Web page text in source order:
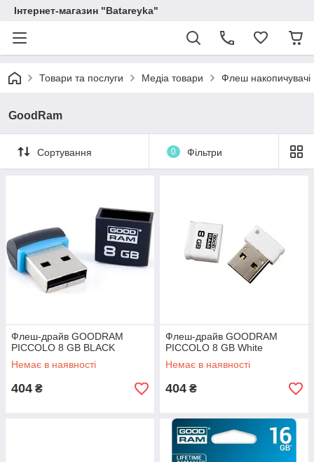
Інтернет-магазин "Batareyka"
Товари та послуги Медіа товари Флеш накопичувачі
GoodRam
Сортування 0 Фільтри
Флеш-драйв GOODRAM
PICCOLO 8 GB BLACK
Немає в наявності
404 ₴
Флеш-драйв GOODRAM
PICCOLO 8 GB White
Немає в наявності
404 ₴